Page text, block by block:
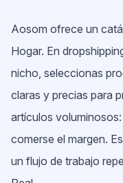
Aosom ofrece un
Hogar. En
nicho, seleccionas
claras y precias para
artículos
comerse el margen.
un flujo de trabajo